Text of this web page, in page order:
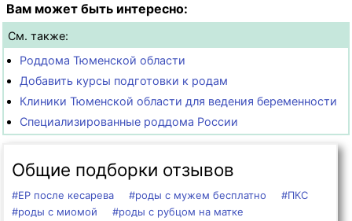
Вам может быть интересно:
См. также:
Роддома Тюменской области
Добавить курсы подготовки к родам
Клиники Тюменской области для ведения беременности
Специализированные роддома России
Общие подборки отзывов
#ЕР после кесарева #роды с мужем бесплатно
#ПКС
#роды с миомой
#роды с рубцом на матке